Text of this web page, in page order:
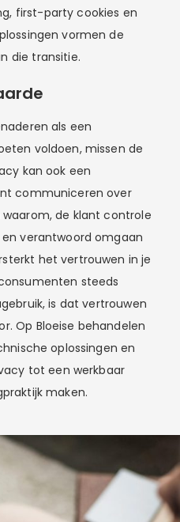
first-party cookies en
vormen de
die transitie.
als een
voldoen, missen de
kan ook een
communiceren over
de klant controle
verantwoord omgaan
het vertrouwen in je
steeds
is dat vertrouwen
Op Bloeise behandelen
oplossingen en
tot een werkbaar
maken.